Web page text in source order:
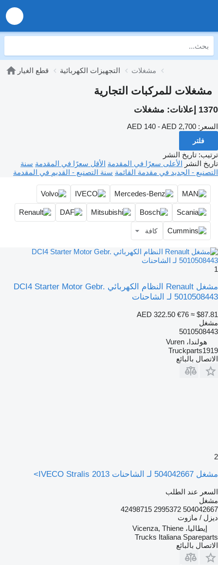
قطع الغيار التجهيزات الكهربائية مشغلات
مشغلات للمركبات التجارية
1370 إعلانات: مشغلات
السعر: AED 140 - AED 2,700
فلتر
ترتيب: تاريخ النشر
تاريخ النشر الأعلى سعرًا في المقدمة الأقل سعرًا في المقدمة سنة
التصنيع - الجديد في مقدمة القائمة سنة التصنيع - القديم في المقدمة
كافة
1
مشغل Renault النظام الكهربائي DCI4 Starter Motor Gebr.
5010508443 لـ الشاحنات
AED 322.50 €76 ≈ $87.81
مشغل
5010508443
هولندا، Vuren
Truckparts1919
الاتصال بالبائع
2
مشغل 504042667 لـ الشاحنات IVECO Stralis 2013>
السعر عند الطلب
مشغل
504042667 2995372 42498715
ديزل / مازوت
إيطاليا، Vicenza, Thiene
Trucks Italiana Spareparts
الاتصال بالبائع